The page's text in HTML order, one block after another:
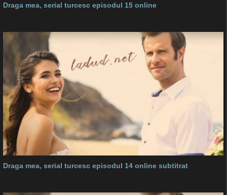
Draga mea, serial turcesc episodul 15 online
Draga mea, serial turcesc episodul 14 online subtitrat